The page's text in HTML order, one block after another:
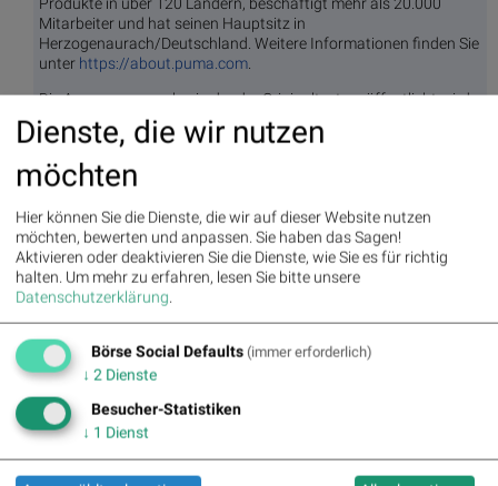
Mitarbeiter und hat seinen Hauptsitz in
Herzogenaurach/Deutschland. Weitere Informationen finden Sie
unter https://about.puma.com
Die Ausgangssprache, in der der Originaltext veröffentlicht wird,
ist die offizielle und autorisierte Version. Übersetzungen werden
zur besseren Verständigung mitgeliefert. Nur die Sprachversion,
die im Original veröffentlicht wurde, ist rechtsgültig. Gleichen Sie
deshalb Übersetzungen mit der originalen Sprachversion der
Originalversion auf businesswire.com ansehen:
https://www.businesswire.com/news/home/20260610881144/
Christian Drastil: Wiener Börse Plausch
Wiener Börse Party #1216: ATX schwächer, Bajaj
Dienste, die wir nutzen
möchten
Hier können Sie die Dienste, die wir auf dieser Website nutzen
möchten, bewerten und anpassen. Sie haben das Sagen!
Aktivieren oder deaktivieren Sie die Dienste, wie Sie es für richtig
halten. Um mehr zu erfahren, lesen Sie bitte unsere
Datenschutzerklärung.
Börse Social Defaults (immer erforderlich)
↓ 2 Dienste
Besucher-Statistiken
↓ 1 Dienst